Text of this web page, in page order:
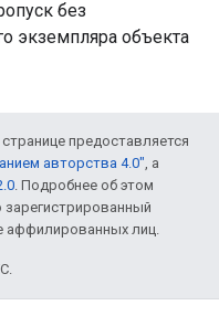
без
экземпляра объекта
предоставляется
авторства 4.0", а
. Подробнее об этом
зарегистрированный
аффилированных лиц.